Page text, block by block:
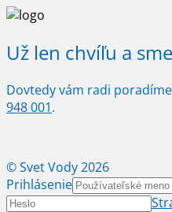
Už len chvíľu a
Dovtedy vám radi
948 001.
© Svet Vody 2026
Prihlásenie